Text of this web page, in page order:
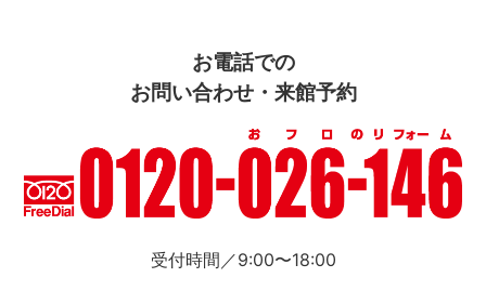
お電話での
お問い合わせ・来館予約
受付時間／9:00〜18:00